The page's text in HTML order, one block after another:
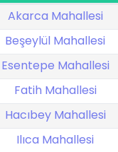
Akarca Mahallesi
Beşeylül Mahallesi
Esentepe Mahallesi
Fatih Mahallesi
Hacıbey Mahallesi
Ilıca Mahallesi